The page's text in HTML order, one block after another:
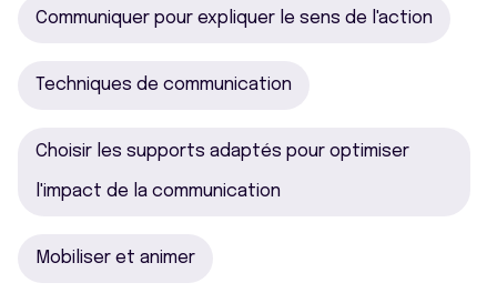
Communiquer pour expliquer le sens de l'action
Techniques de communication
Choisir les supports adaptés pour optimiser
l'impact de la communication
Mobiliser et animer